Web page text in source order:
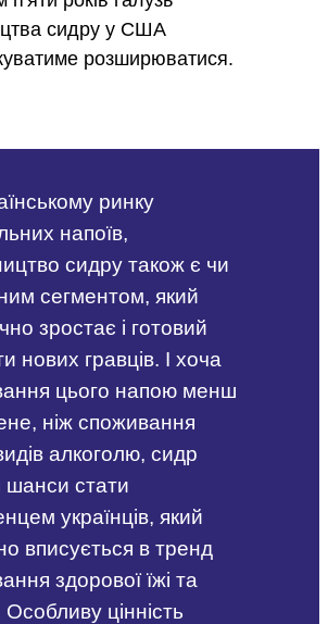
сидру у США
розширюватися.
ринку
напоїв,
сидру також є чи
сегментом, який
зростає і готовий
нових гравців. І хоча
цього напою менш
ніж споживання
алкоголю, сидр
шанси стати
українців, який
вписується в тренд
здорової їжі та
Особливу цінність